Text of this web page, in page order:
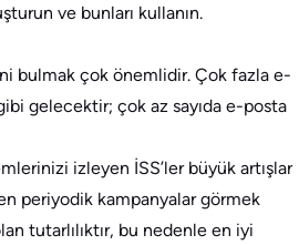
ve bunları kullanın.
bulmak çok önemlidir. Çok fazla e-
gelecektir; çok az sayıda e-posta
izleyen İSS’ler büyük artışlar
periyodik kampanyalar görmek
tutarlılıktır, bu nedenle en iyi